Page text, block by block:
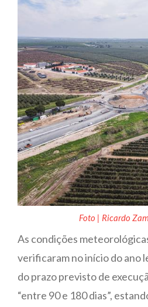
Foto | Ricardo
As condições
verificaram no início do ano
do prazo previsto de
“entre 90 e 180 dias”,